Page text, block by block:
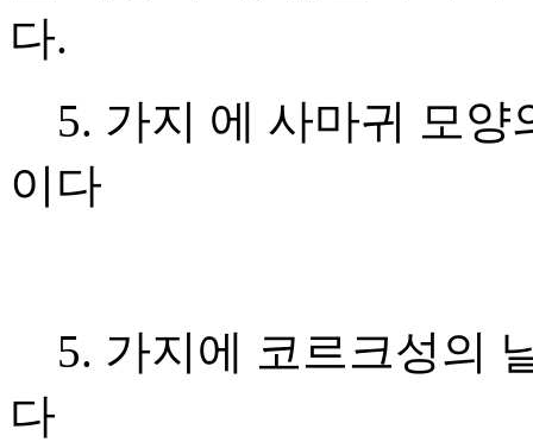
다.
5. 가지 에 사마귀 모양
이다
5. 가지에 코르크성의
다